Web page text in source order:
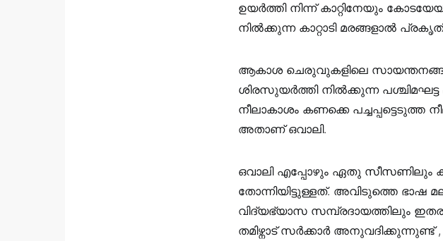
ഉയർത്തി നിന്ന് കാറ്റിനേയും
നിൽക്കുന്ന കാറ്റാടി മരങ്ങളാൽ
ആകാശ ചെരുവുകളിലെ
ശിരസുയർത്തി നിൽക്കുന്ന പശ്ചിമഘട്ട
നീലാകാശം കണക്കെ പച്ചപ്പട്ടെടുത്ത
അതാണ്‌ ഒവാലി.
ഒവാലി എപ്പോഴും ഏതു സീസണിലും
തോന്നിയിട്ടുള്ളത്. അവിടുത്തെ ഭാഷ
വിദ്യഭ്യാസ സമ്പ്രദായത്തിലും
തമിഴ്നാട് സർക്കാർ അനുവദിക്കുന്നുണ്ട് ,